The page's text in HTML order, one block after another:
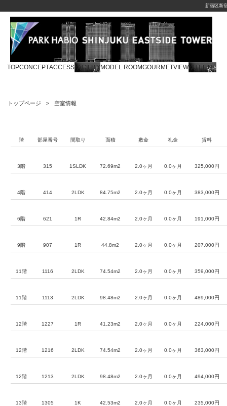
新宿区新
TOPCONCEPTACCESS FACILITYMODEL ROOMGOURMETVIEWOUT LINE
トップページ 空室情報
階 部屋番号 間取り 面積 敷金 礼金 賃料
3階 315 1SLDK 72.69m2 2.0ヶ月 0.0ヶ月 325,000円
4階 414 2LDK 84.75m2 2.0ヶ月 0.0ヶ月 383,000円
6階 621 1R 42.84m2 2.0ヶ月 0.0ヶ月 191,000円
9階 907 1R 44.8m2 2.0ヶ月 0.0ヶ月 207,000円
11階 1116 2LDK 74.54m2 2.0ヶ月 0.0ヶ月 359,000円
11階 1113 2LDK 98.48m2 2.0ヶ月 0.0ヶ月 489,000円
12階 1227 1R 41.23m2 2.0ヶ月 0.0ヶ月 224,000円
12階 1216 2LDK 74.54m2 2.0ヶ月 0.0ヶ月 363,000円
12階 1213 2LDK 98.48m2 2.0ヶ月 0.0ヶ月 494,000円
13階 1305 1K 42.53m2 2.0ヶ月 0.0ヶ月 235,000円